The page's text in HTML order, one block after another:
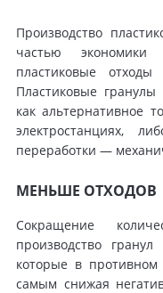
Производство
частью экономики
пластиковые
Пластиковые гранулы
как альтернативное
электростанциях,
переработки —
МЕНЬШЕ ОТХОДОВ
Сокращение
производство гранул
которые в
самым снижая